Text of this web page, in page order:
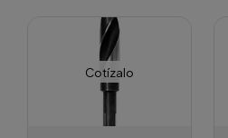
Cotízalo